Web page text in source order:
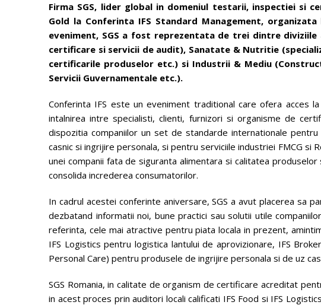
Firma SGS, lider global in domeniul testarii, inspectiei si
Gold la Conferinta IFS Standard Management,
eveniment, SGS a fost reprezentata de trei dintre diviziile
certificare si servicii de audit), Sanatate & Nutritie
certificarile produselor etc.) si Industrii & Mediu
Servicii Guvernamentale etc.).
Conferinta IFS este un eveniment traditional care ofera acces
intalnirea intre specialisti, clienti, furnizori si organisme de
dispozitia companiilor un set de standarde internationale
casnic si ingrijire personala, si pentru serviciile industriei FMCG si
unei companii fata de siguranta alimentara si calitatea
consolida increderea consumatorilor.
In cadrul acestei conferinte aniversare, SGS a avut placerea sa
dezbatand informatii noi, bune practici sau solutii utile
referinta, cele mai atractive pentru piata locala in prezent,
IFS Logistics pentru logistica lantului de aprovizionare, IFS
Personal Care) pentru produsele de ingrijire personala si de uz
SGS Romania, in calitate de organism de certificare acreditat
in acest proces prin auditori locali calificati IFS Food si IFS